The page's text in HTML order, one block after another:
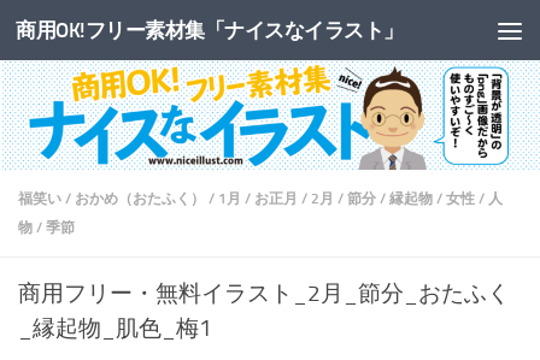
コンテンツへスキップ
商用OK!フリー素材集「ナイスなイラスト」
福笑い / おかめ（おたふく） / 1月 / お正月 / 2月 / 節分 / 縁起物 / 女性 / 人
物 / 季節
商用フリー・無料イラスト_2月_節分_おたふく
_縁起物_肌色_梅1